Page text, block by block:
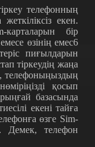
телефонның
екен.
бір
өзінің емес6
пиғылдарын
тіркеудің жаңа
телефоныңыздың
қосып
базасында
екені тайға
өзге Sim-
Демек, телефон